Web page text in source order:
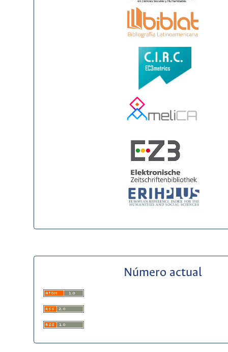
Número actual